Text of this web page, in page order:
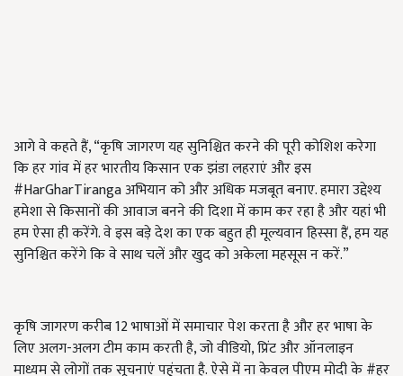
आगे वे कहते हैं, “कृषि जागरण यह सुनिश्चित करने की पूरी कोशिश करेगा
कि हर गांव में हर भारतीय किसान एक झंडा लहराएं और इस
#HarGharTiranga अभियान को और अधिक मजबूत बनाए. हमारा उद्देश्य
हमेशा से किसानों की आवाज बनने की दिशा में काम कर रहा है और यहां भी
हम ऐसा ही करेंगे. वे इस बड़े देश का एक बहुत ही मूल्यवान हिस्सा हैं, हम यह
सुनिश्चित करेंगे कि वे साथ चलें और खुद को अकेला महसूस न करें.”
कृषि जागरण करीब 12 भाषाओं में समाचार पेश करता है और हर भाषा के
लिए अलग-अलग टीम काम करती है, जो वीडियो, प्रिंट और ऑनलाइन
माध्यम से लोगों तक सूचनाएं पहुंचता है. ऐसे में ना केवल पीएम मोदी के #हर